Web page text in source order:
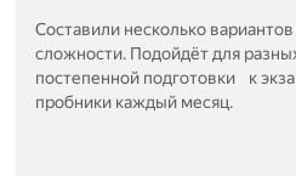
Составили несколько
сложности. Подойдёт для
постепенной подготовки к
пробники каждый месяц.